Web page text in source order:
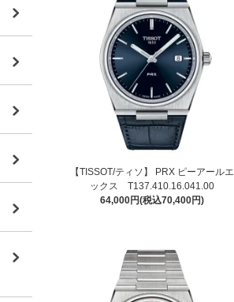
【TISSOT/ティソ】 PRX ピーアールエ
ックス T137.410.16.041.00
64,000円(税込70,400円)